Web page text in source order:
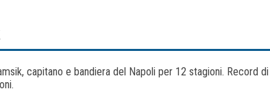
capitano e bandiera del Napoli per 12 stagioni. Record